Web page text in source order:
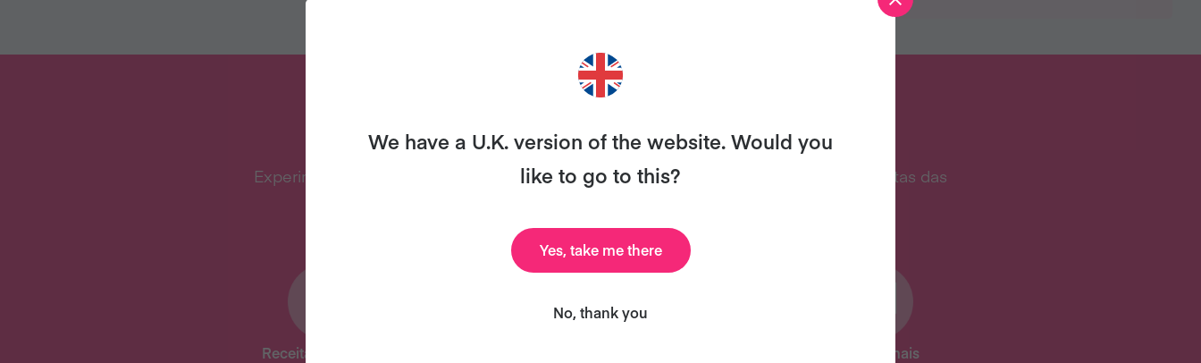
Experimente o veganismo com Veganuary e enviaremos a você nosso livro de receitas das
Receitas deliciosas E muito mais
We have a U.K. version of the website. Would you
like to go to this?
Yes, take me there
No, thank you